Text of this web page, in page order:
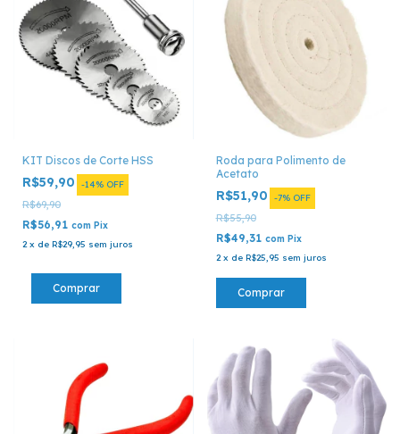
KIT Discos de Corte HSS
R$59,90 -14% OFF
R$69,90
R$56,91 com Pix
2 x de R$29,95 sem juros
Roda para Polimento de
Acetato
R$51,90 -7% OFF
R$55,90
R$49,31 com Pix
2 x de R$25,95 sem juros
Comprar